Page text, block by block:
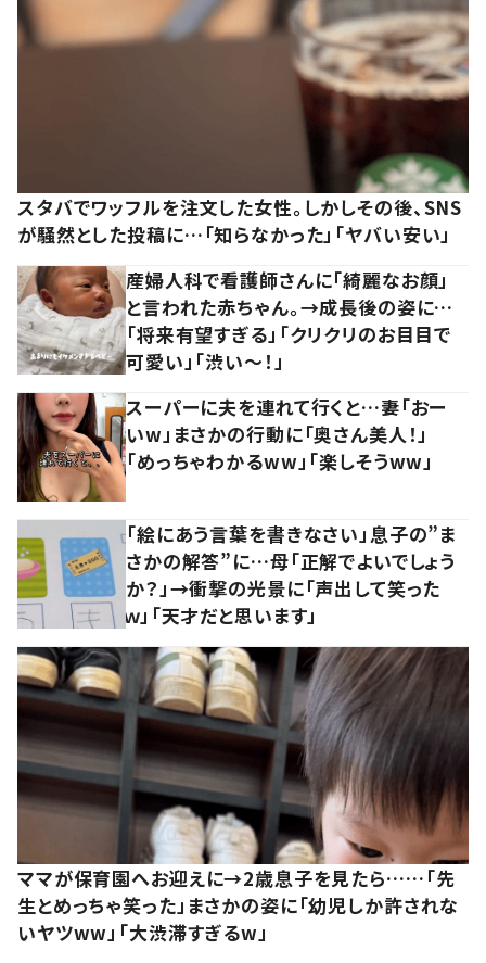
スタバでワッフルを注文した女性。しかしその後、SNS
が騒然とした投稿に…「知らなかった」「ヤバい安い」
産婦人科で看護師さんに「綺麗なお顔」
と言われた赤ちゃん。→成長後の姿に…
「将来有望すぎる」「クリクリのお目目で
可愛い」「渋い～！」
スーパーに夫を連れて行くと…妻「おー
いw」まさかの行動に「奥さん美人！」
「めっちゃわかるww」「楽しそうww」
「絵にあう言葉を書きなさい」息子の”ま
さかの解答”に…母「正解でよいでしょう
か？」→衝撃の光景に「声出して笑った
ｗ」「天才だと思います」
ママが保育園へお迎えに→2歳息子を見たら……「先
生とめっちゃ笑った」まさかの姿に「幼児しか許されな
いヤツww」「大渋滞すぎるw」